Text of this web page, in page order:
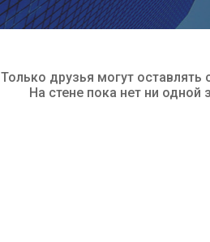
Только друзья могут оставлять
На стене пока нет ни одной